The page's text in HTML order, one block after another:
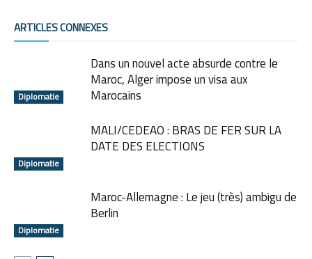
ARTICLES CONNEXES
Diplomatie
Dans un nouvel acte absurde contre le
Maroc, Alger impose un visa aux
Marocains
Diplomatie
MALI/CEDEAO : BRAS DE FER SUR LA
DATE DES ELECTIONS
Diplomatie
Maroc-Allemagne : Le jeu (très) ambigu de
Berlin